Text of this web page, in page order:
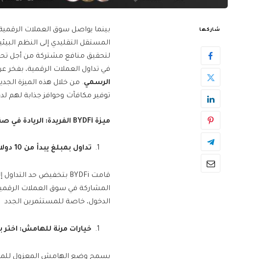
شاركها
بينما يواصل سوق العملات
المستقل التقليدي إلى النظم
في تداول العملات الرقمية، بفخر
الرسمي
توفير مكافآت وحوافز جذابة لهم
ميزة الفريدة: الريادة في
تداول بمبلغ يبدأ من 10 دولارات فقط
المشاركة في سوق العملات
الدخول، خاصة للمستثمرين الجدد
خيارات مرنة للهامش:
يسمح وضع الهامش المعزول